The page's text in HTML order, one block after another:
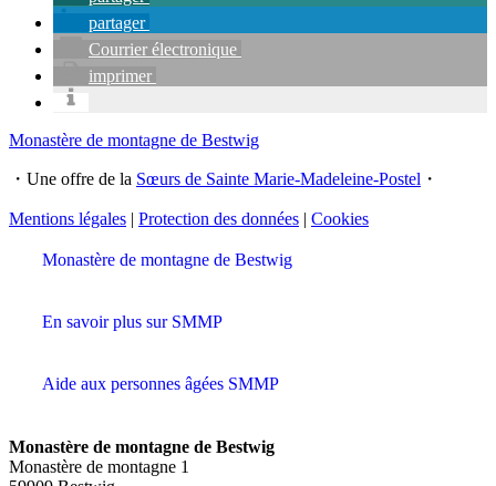
partager
Courrier électronique
imprimer
Monastère de montagne de Bestwig
・Une offre de la Sœurs de Sainte Marie-Madeleine-Postel ・
Mentions légales | Protection des données | Cookies
Monastère de montagne de Bestwig
En savoir plus sur SMMP
Aide aux personnes âgées SMMP
Monastère de montagne de Bestwig
Monastère de montagne 1